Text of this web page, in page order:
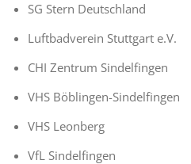
SG Stern Deutschland
Luftbadverein Stuttgart e.V.
CHI Zentrum Sindelfingen
VHS Böblingen-Sindelfingen
VHS Leonberg
VfL Sindelfingen